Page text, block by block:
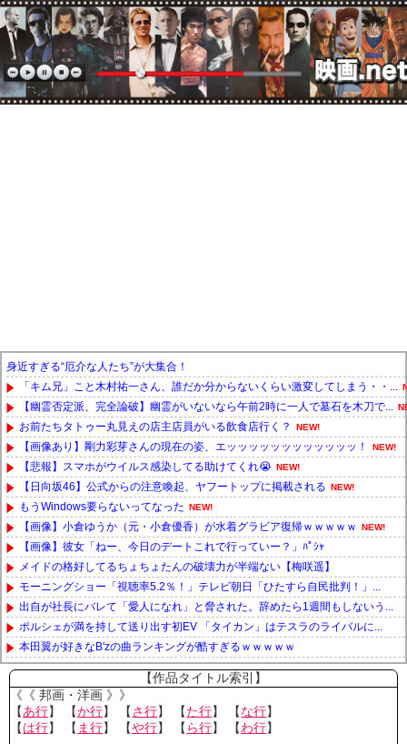
身近すぎる“厄介な人たち”が大集合！
「キム兄」こと木村祐一さん、誰だか分からないくらい激変してしまう・・...
【幽霊否定派、完全論破】幽霊がいないなら午前2時に一人で墓石を木刀で...
お前たちタトゥー丸見えの店主店員がいる飲食店行く？ NEW!
【画像あり】剛力彩芽さんの現在の姿、エッッッッッッッッッッッッ！ NEW!
【悲報】スマホがウイルス感染してる助けてくれ😭 NEW!
【日向坂46】公式からの注意喚起、ヤフートップに掲載される NEW!
もうWindows要らないってなった NEW!
【画像】小倉ゆうか（元・小倉優香）が水着グラビア復帰ｗｗｗｗｗ NEW!
【画像】彼女「ねー、今日のデートこれで行っていー？」ﾊﾟｼｬ
メイドの格好してるちょちょたんの破壊力が半端ない【梅咲遥】
モーニングショー「視聴率5.2％！」テレビ朝日「ひたすら自民批判！」...
出自が社長にバレて「愛人になれ」と脅された。辞めたら1週間もしないう...
ポルシェが満を持して送り出す初EV 「タイカン」はテスラのライバルに...
本田翼が好きなB'zの曲ランキングが酷すぎるｗｗｗｗｗ
Powered by livedoor 相互RSS
【作品タイトル索引】
《《 邦画・洋画 》》
【あ行】 【か行】 【さ行】 【た行】 【な行】
【は行】 【 ま行】 【や行】 【 ら行】 【わ行】